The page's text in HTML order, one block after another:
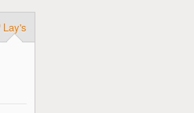
Lay's